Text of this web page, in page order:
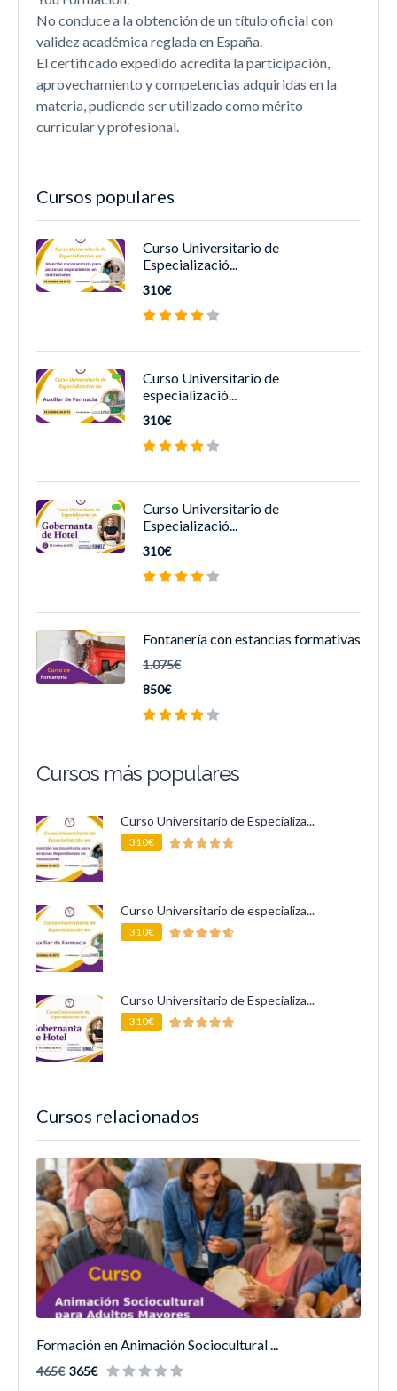
No conduce a la obtención de un título oficial con
validez académica reglada en España.
El certificado expedido acredita la participación,
aprovechamiento y competencias adquiridas en la
materia, pudiendo ser utilizado como mérito
curricular y profesional.
Cursos relacionados
Formación en Animación Sociocultural ...
465€ 365€
Cursos populares
Curso Universitario de
Especializació...
310€
Curso Universitario de
especializació...
310€
Curso Universitario de
Especializació...
310€
Fontanería con estancias formativas
1.075€
850€
Cursos más populares
Curso Universitario de Especializa...
310€
Curso Universitario de especializa...
310€
Curso Universitario de Especializa...
310€